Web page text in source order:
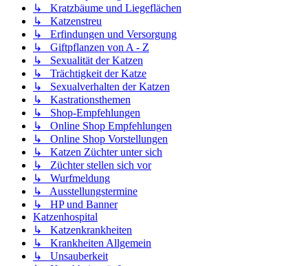
↳ Kratzbäume und Liegeflächen
↳ Katzenstreu
↳ Erfindungen und Versorgung
↳ Giftpflanzen von A - Z
↳ Sexualität der Katzen
↳ Trächtigkeit der Katze
↳ Sexualverhalten der Katzen
↳ Kastrationsthemen
↳ Shop-Empfehlungen
↳ Online Shop Empfehlungen
↳ Online Shop Vorstellungen
↳ Katzen Züchter unter sich
↳ Züchter stellen sich vor
↳ Wurfmeldung
↳ Ausstellungstermine
↳ HP und Banner
Katzenhospital
↳ Katzenkrankheiten
↳ Krankheiten Allgemein
↳ Unsauberkeit